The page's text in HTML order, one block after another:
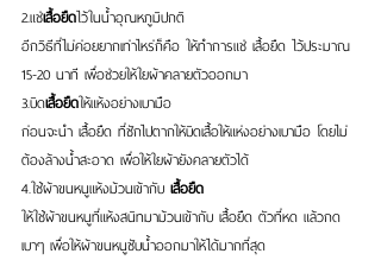
2.แช่เสื้อยืดไว้ในน้ำอุณหภูมิปกติ
อีกวิธีที่ไม่ค่อยยากเท่าไหร่ก็คือ ให้ทำการแช่ เสื้อยืด ไว้ประมาณ​
15-20 นาที เพื่อช่วยให้ใยผ้าคลายตัวออกมา
3.บิดเสื้อยืดให้แห้งอย่างเบามือ
ก่อนจะนำ เสื้อยืด ที่ซักไปตากให้บิดเสื้อให้แห่งอย่างเบามือ โดยไม่
ต้องล้างน้ำสะอาด เพื่อให้ใยผ้ายังคลายตัวได้
4.ใช้ผ้าขนหนูแห้งม้วนเข้ากับ เสื้อยืด
ให้ใช้ผ้าขนหนูที่แห้งสนิทมาม้วนเข้ากับ เสื้อยืด ตัวที่หด แล้วกด
เบาๆ เพื่อให้ผ้าขนหนูซับน้ำออกมาให้ได้มากที่สุด